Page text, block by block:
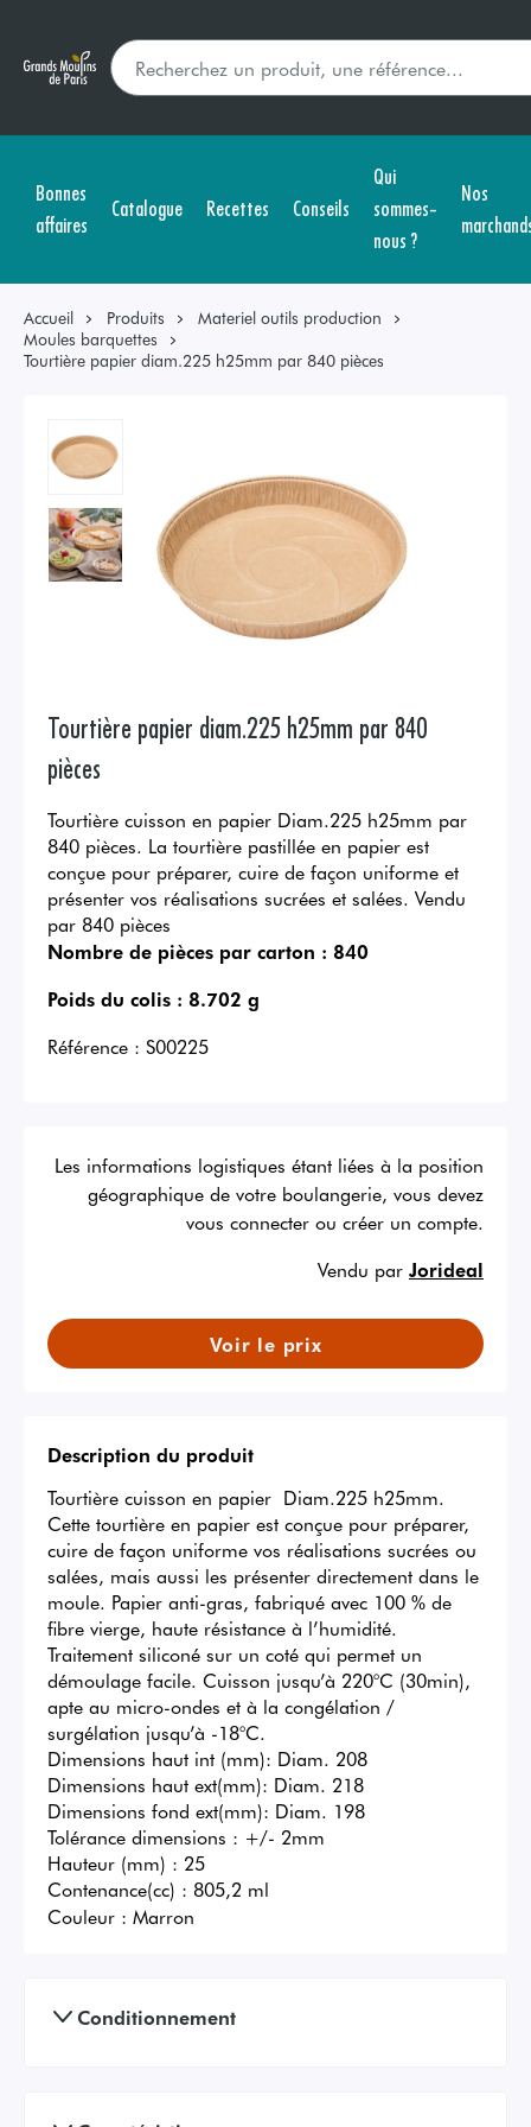
Bonnes
affaires
Catalogue Recettes Conseils
Qui
sommes-
nous ?
Nos
Accueil Produits
Materiel outils production
Moules barquettes
Tourtière papier diam.225 h25mm par 840 pièces
Tourtière papier diam.225 h25mm par 840
pièces
Tourtière cuisson en papier Diam.225 h25mm par
840 pièces. La tourtière pastillée en papier est
conçue pour préparer, cuire de façon uniforme et
présenter vos réalisations sucrées et salées. Vendu
par 840 pièces
Nombre de pièces par carton : 840
Poids du colis : 8.702 g
Référence : S00225
Les informations logistiques étant liées à la position
géographique de votre boulangerie, vous devez
vous connecter ou créer un compte.
Vendu par Jorideal
Voir le prix
Description du produit
Tourtière cuisson en papier  Diam.225 h25mm.
Cette tourtière en papier est conçue pour préparer,
cuire de façon uniforme vos réalisations sucrées ou
salées, mais aussi les présenter directement dans le
moule. Papier anti-gras, fabriqué avec 100 % de
fibre vierge, haute résistance à l’humidité.
Traitement siliconé sur un coté qui permet un
démoulage facile. Cuisson jusqu’à 220°C (30min),
apte au micro-ondes et à la congélation /
surgélation jusqu’à -18°C.
Dimensions haut int (mm): Diam. 208
Dimensions haut ext(mm): Diam. 218
Dimensions fond ext(mm): Diam. 198
Tolérance dimensions : +/- 2mm
Hauteur (mm) : 25
Contenance(cc) : 805,2 ml
Couleur : Marron
Conditionnement